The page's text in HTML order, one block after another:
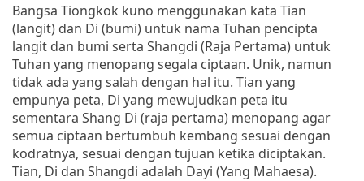
Bangsa Tiongkok kuno menggunakan kata Tian
(langit) dan Di (bumi) untuk nama Tuhan pencipta
langit dan bumi serta Shangdi (Raja Pertama) untuk
Tuhan yang menopang segala ciptaan. Unik, namun
tidak ada yang salah dengan hal itu. Tian yang
empunya peta, Di yang mewujudkan peta itu
sementara Shang Di (raja pertama) menopang agar
semua ciptaan bertumbuh kembang sesuai dengan
kodratnya, sesuai dengan tujuan ketika diciptakan.
Tian, Di dan Shangdi adalah Dayi (Yang Mahaesa).